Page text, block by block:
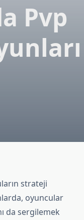
Pvp
strateji
oyuncular
da sergilemek